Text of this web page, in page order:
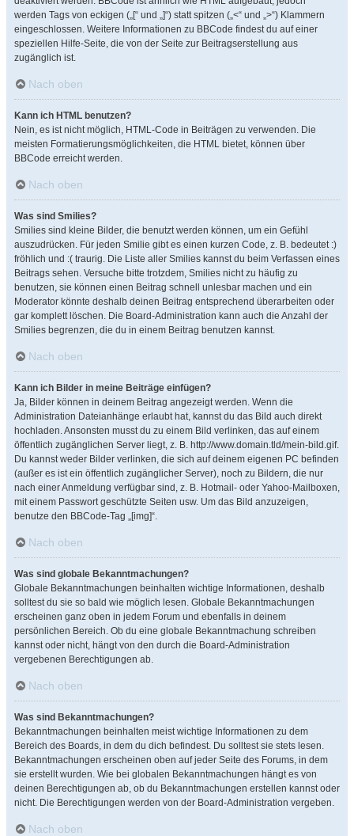
werden Tags von eckigen („[“ und „]“) statt spitzen („<“ und „>“) Klammern
eingeschlossen. Weitere Informationen zu BBCode findest du auf einer
speziellen Hilfe-Seite, die von der Seite zur Beitragserstellung aus
zugänglich ist.
Nach oben
Kann ich HTML benutzen?
Nein, es ist nicht möglich, HTML-Code in Beiträgen zu verwenden. Die
meisten Formatierungsmöglichkeiten, die HTML bietet, können über
BBCode erreicht werden.
Nach oben
Was sind Smilies?
Smilies sind kleine Bilder, die benutzt werden können, um ein Gefühl
auszudrücken. Für jeden Smilie gibt es einen kurzen Code, z. B. bedeutet :)
fröhlich und :( traurig. Die Liste aller Smilies kannst du beim Verfassen eines
Beitrags sehen. Versuche bitte trotzdem, Smilies nicht zu häufig zu
benutzen, sie können einen Beitrag schnell unlesbar machen und ein
Moderator könnte deshalb deinen Beitrag entsprechend überarbeiten oder
gar komplett löschen. Die Board-Administration kann auch die Anzahl der
Smilies begrenzen, die du in einem Beitrag benutzen kannst.
Nach oben
Kann ich Bilder in meine Beiträge einfügen?
Ja, Bilder können in deinem Beitrag angezeigt werden. Wenn die
Administration Dateianhänge erlaubt hat, kannst du das Bild auch direkt
hochladen. Ansonsten musst du zu einem Bild verlinken, das auf einem
öffentlich zugänglichen Server liegt, z. B. http://www.domain.tld/mein-bild.gif.
Du kannst weder Bilder verlinken, die sich auf deinem eigenen PC befinden
(außer es ist ein öffentlich zugänglicher Server), noch zu Bildern, die nur
nach einer Anmeldung verfügbar sind, z. B. Hotmail- oder Yahoo-Mailboxen,
mit einem Passwort geschützte Seiten usw. Um das Bild anzuzeigen,
benutze den BBCode-Tag „[img]“.
Nach oben
Was sind globale Bekanntmachungen?
Globale Bekanntmachungen beinhalten wichtige Informationen, deshalb
solltest du sie so bald wie möglich lesen. Globale Bekanntmachungen
erscheinen ganz oben in jedem Forum und ebenfalls in deinem
persönlichen Bereich. Ob du eine globale Bekanntmachung schreiben
kannst oder nicht, hängt von den durch die Board-Administration
vergebenen Berechtigungen ab.
Nach oben
Was sind Bekanntmachungen?
Bekanntmachungen beinhalten meist wichtige Informationen zu dem
Bereich des Boards, in dem du dich befindest. Du solltest sie stets lesen.
Bekanntmachungen erscheinen oben auf jeder Seite des Forums, in dem
sie erstellt wurden. Wie bei globalen Bekanntmachungen hängt es von
deinen Berechtigungen ab, ob du Bekanntmachungen erstellen kannst oder
nicht. Die Berechtigungen werden von der Board-Administration vergeben.
Nach oben